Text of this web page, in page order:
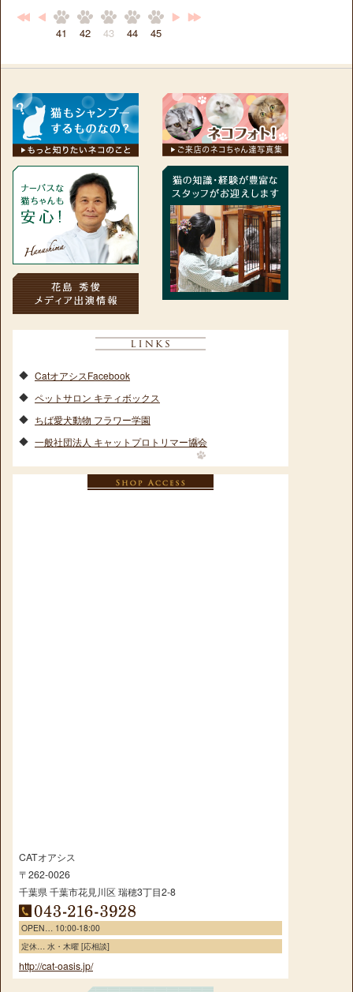
41 42 43 44 45
CatオアシスFacebook
ペットサロン キティボックス
ちば愛犬動物 フラワー学園
一般社団法人 キャットプロトリマー協会
CATオアシス
〒262-0026
千葉県千葉市花見川区瑞穂3丁目2-8
OPEN… 10:00-18:00
定休… 水・木曜 [応相談]
http://cat-oasis.jp/